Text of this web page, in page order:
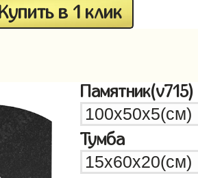
Купить в 1 клик
Памятник(v715)
Тумба